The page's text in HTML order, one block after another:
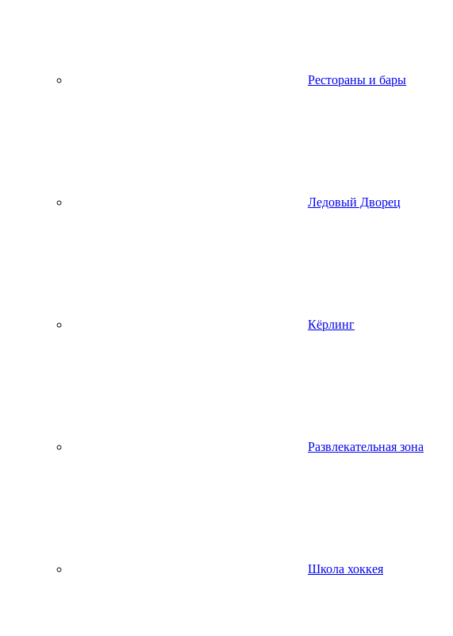
Рестораны и бары
Ледовый Дворец
Кёрлинг
Развлекательная зона
Школа хоккея